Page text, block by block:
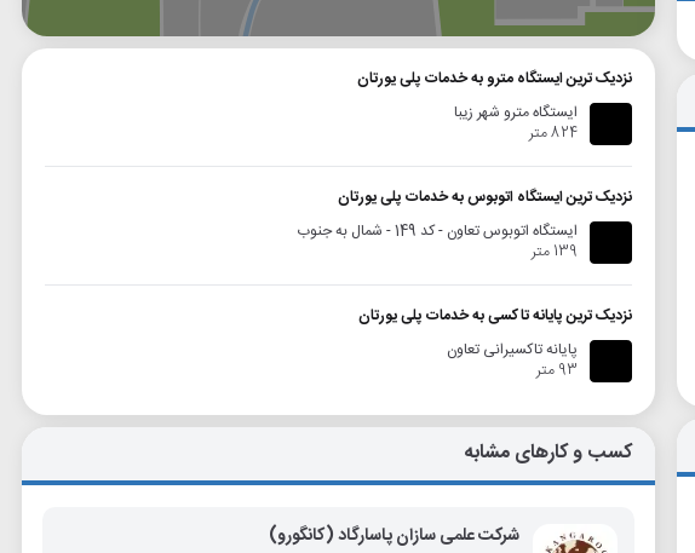
نزدیک ترین ایستگاه مترو به خدمات پلی یورتان
ایستگاه مترو شهر زیبا
824 متر
نزدیک ترین ایستگاه اتوبوس به خدمات پلی یورتان
ایستگاه اتوبوس تعاون - کد 149 - شمال به جنوب
139 متر
نزدیک ترین پایانه تاکسی به خدمات پلی یورتان
پایانه تاکسیرانی تعاون
93 متر
کسب و کارهای مشابه
شرکت علمی سازان پاسارگاد (کانگورو)